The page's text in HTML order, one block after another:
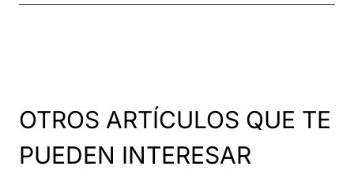
OTROS ARTÍCULOS QUE TE
PUEDEN INTERESAR